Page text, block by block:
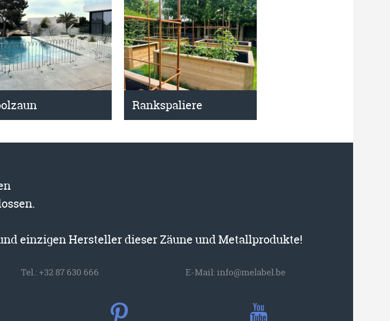
Rankspaliere
einzigen Hersteller dieser Zäune und Metallprodukte!
Tel.:+32 87 630 666 E-Mail:info@melabel.be